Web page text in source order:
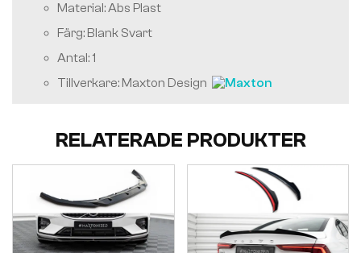
Material: Abs Plast
Färg: Blank Svart
Antal: 1
Tillverkare: Maxton Design
RELATERADE PRODUKTER